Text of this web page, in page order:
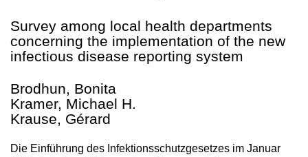
Survey among local health departments
concerning the implementation of the new
infectious disease reporting system
Brodhun, Bonita
Kramer, Michael H.
Krause, Gérard
Die Einführung des Infektionsschutzgesetzes im Januar